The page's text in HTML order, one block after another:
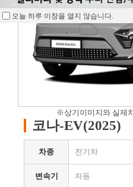
※상기이미지와 실제
코나-EV(2025)
차종 전기차
변속기 자동
오늘 하루 이창을 열지 않습니다.